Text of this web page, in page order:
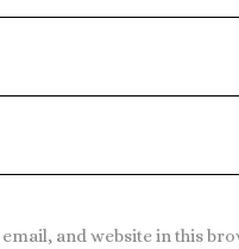
email, and website in this